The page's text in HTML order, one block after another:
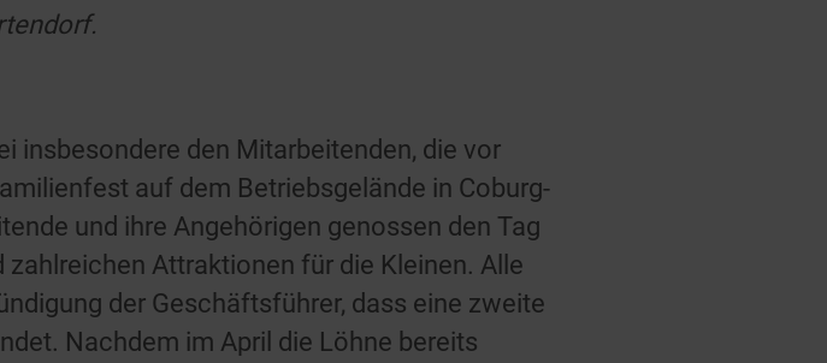
insbesondere den Mitarbeitenden, die vor
auf dem Betriebsgelände in Coburg-
und ihre Angehörigen genossen den Tag
zahlreichen Attraktionen für die Kleinen. Alle
der Geschäftsführer, dass eine zweite
Nachdem im April die Löhne bereits